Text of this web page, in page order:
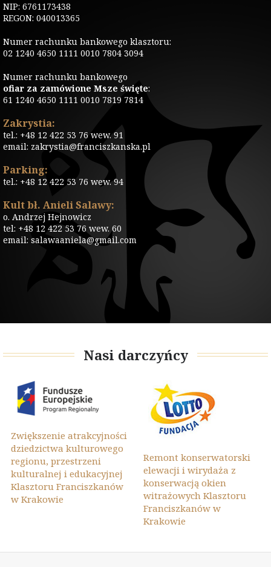
NIP: 6761173438
REGON: 040013365
Numer rachunku bankowego klasztoru:
02 1240 4650 1111 0010 7804 3094
Numer rachunku bankowego
ofiar za zamówione Msze święte:
61 1240 4650 1111 0010 7819 7814
Zakrystia:
tel.: +48 12 422 53 76 wew. 91
email: zakrystia@franciszkanska.pl
Parking:
tel.: +48 12 422 53 76 wew. 94
Kult bł. Anieli Salawy:
o. Andrzej Hejnowicz
tel: +48 12 422 53 76 wew. 60
email: salawaaniela@gmail.com
Nasi darczyńcy
Zwiększenie atrakcyjności
dziedzictwa kulturowego
regionu, przestrzeni
kulturalnej i edukacyjnej
Klasztoru Franciszkanów
w Krakowie
Remont konserwatorski
elewacji i wirydaża z
konserwacją okien
witrażowych Klasztoru
Franciszkanów w
Krakowie